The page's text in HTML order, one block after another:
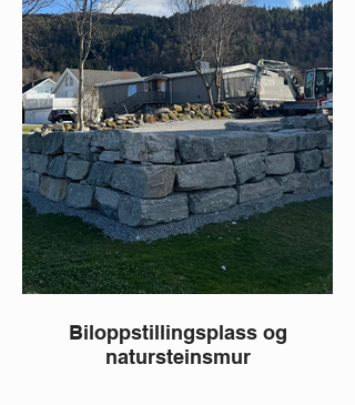
Biloppstillingsplass og
natursteinsmur